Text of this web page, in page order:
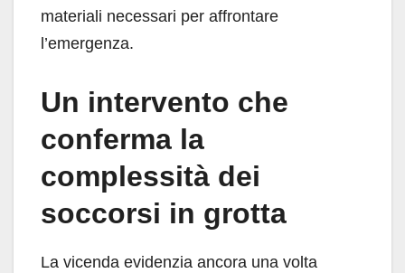
materiali necessari per affrontare
l’emergenza.
Un intervento che
conferma la
complessità dei
soccorsi in grotta
La vicenda evidenzia ancora una volta